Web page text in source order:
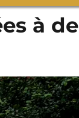
à de